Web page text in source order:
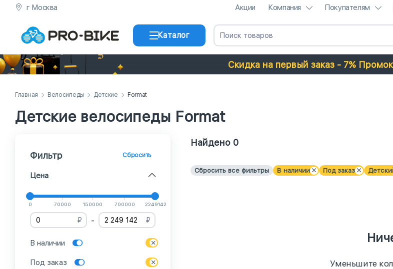
г Москва Акции Компания Покупателям
Каталог
Скидка на первый заказ - 7%
Главная Велосипеды Детские Format
Детские велосипеды Format
Найдено 0
Сбросить все фильтры В наличии Под заказ
Уменьшите
Фильтр Сбросить
Цена
0 70000 150000 700000 2249142
₽ - ₽
В наличии
Под заказ